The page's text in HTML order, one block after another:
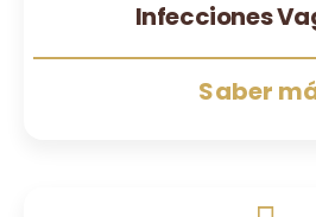
Infecciones
Saber